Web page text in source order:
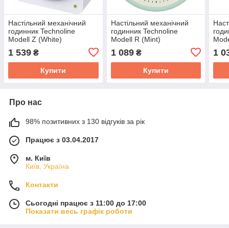
Настільний механічний
годинник Technoline
Modell Z (White)
1 539 ₴
Купити
Настільний механічний
годинник Technoline
Modell R (Mint)
1 089₴
Купити
1
Про нас
98% позитивних з 130 відгуків за рік
Працює з 03.04.2017
м. Київ
Київ, Україна
Контакти
Сьогодні працює з 11:00 до 17:00
Показати весь графік роботи